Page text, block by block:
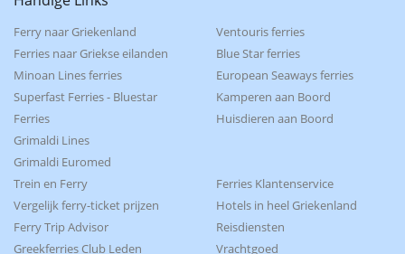
Ferry naar Griekenland
Ferries naar Griekse eilanden
Minoan Lines ferries
Superfast Ferries - Bluestar
Ferries
Grimaldi Lines
Grimaldi Euromed
Ventouris ferries
Blue Star ferries
European Seaways ferries
Kamperen aan Boord
Huisdieren aan Boord
Trein en Ferry
Vergelijk ferry-ticket prijzen
Ferry Trip Advisor
Greekferries Club Leden
Ferries Klantenservice
Hotels in heel Griekenland
Reisdiensten
Vrachtgoed